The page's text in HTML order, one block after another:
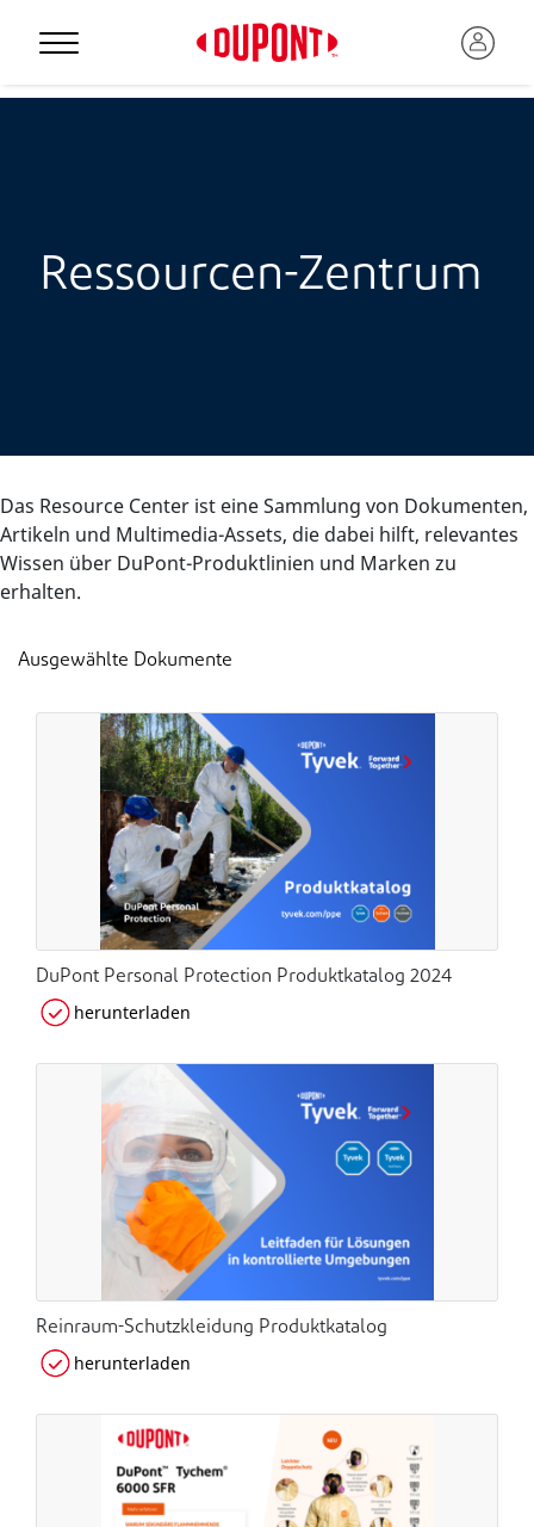
Ressourcen-Zentrum
Das Resource Center ist eine Sammlung von Dokumenten,
Artikeln und Multimedia-Assets, die dabei hilft, relevantes
Wissen über DuPont-Produktlinien und Marken zu
erhalten.
Ausgewählte Dokumente
DuPont Personal Protection Produktkatalog 2024
herunterladen
Reinraum-Schutzkleidung Produktkatalog
herunterladen